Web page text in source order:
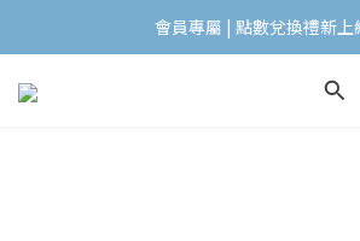
oh care 涼夏祭 🎐 全館899
會員專屬 | 點數兌換禮新上
oh care 涼夏祭 🎐 全館